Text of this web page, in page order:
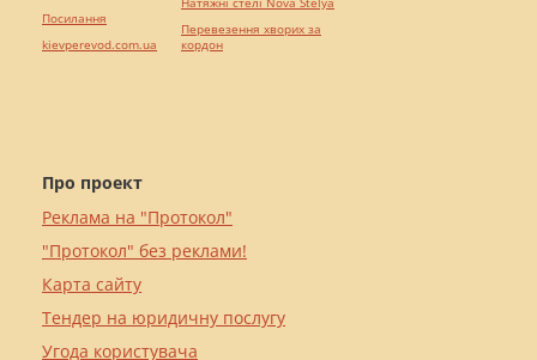
Про проект
Реклама на "Протокол"
"Протокол" без реклами!
Карта сайту
Тендер на юридичну послугу
Угода користувача
Посилання
kievperevod.com.ua
Перевезення хворих за
кордон